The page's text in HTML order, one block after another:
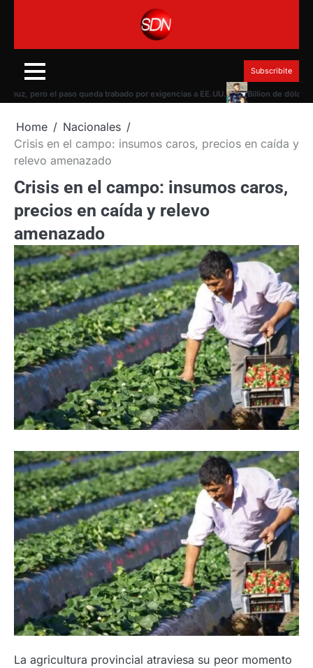
Subscribite
pero el paso queda trabado por exigencias a EE.UU. Billion de dólares de
Home
Nacionales
Crisis en el campo: insumos caros, precios en caída y
relevo amenazado
Crisis en el campo: insumos caros,
precios en caída y relevo
amenazado
La agricultura provincial atraviesa su peor momento